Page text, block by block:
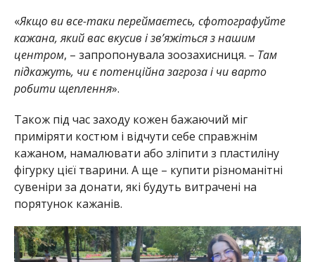
«Якщо ви все-таки переймаєтесь, сфотографуйте
кажана, який вас вкусив і зв’яжіться з нашим
центром, – запропонувала зоозахисниця. – Там
підкажуть, чи є потенційна загроза і чи варто
робити щеплення».
Також під час заходу кожен бажаючий міг
приміряти костюм і відчути себе справжнім
кажаном, намалювати або зліпити з пластиліну
фігурку цієї тварини. А ще – купити різноманітні
сувеніри за донати, які будуть витрачені на
порятунок кажанів.